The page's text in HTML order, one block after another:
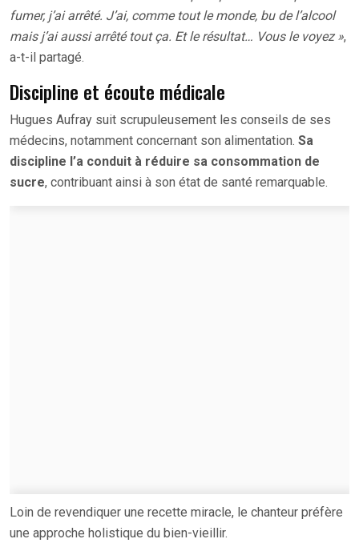
fumer, j’ai arrêté. J’ai, comme tout le monde, bu de l’alcool
mais j’ai aussi arrêté tout ça. Et le résultat… Vous le voyez »,
a-t-il partagé.
Discipline et écoute médicale
Hugues Aufray suit scrupuleusement les conseils de ses
médecins, notamment concernant son alimentation. Sa
discipline l’a conduit à réduire sa consommation de
sucre, contribuant ainsi à son état de santé remarquable.
Loin de revendiquer une recette miracle, le chanteur préfère
une approche holistique du bien-vieillir.